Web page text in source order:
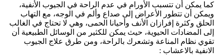
كما يمكن أن تتسبب الأورام في عدم الراحة في الجيوب الأنفية،
ويمكن أن تتطور الأعراض إلى صداع وألم في الوجه، مع التهاب
الحلق وكثرة إفرازان الأنف وأحيانا الحمى، وهي لا تحتاج في الغالب
إلى المضادات الحيوية، حيث يمكن للكثير من الوسائل الطبيعية أن
تقوي نظام المناعة وتشعرك بالراحة، ومن طرق علاج الجيوب
الانفية بالاعشاب :